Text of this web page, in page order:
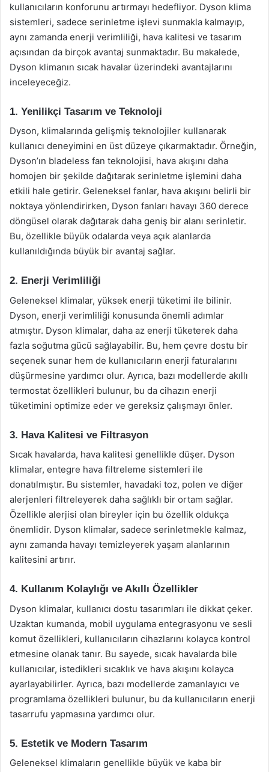
kullanıcıların konforunu artırmayı hedefliyor. Dyson klima
sistemleri, sadece serinletme işlevi sunmakla kalmayıp,
aynı zamanda enerji verimliliği, hava kalitesi ve tasarım
açısından da birçok avantaj sunmaktadır. Bu makalede,
Dyson klimanın sıcak havalar üzerindeki avantajlarını
inceleyeceğiz.
1. Yenilikçi Tasarım ve Teknoloji
Dyson, klimalarında gelişmiş teknolojiler kullanarak
kullanıcı deneyimini en üst düzeye çıkarmaktadır. Örneğin,
Dyson’ın bladeless fan teknolojisi, hava akışını daha
homojen bir şekilde dağıtarak serinletme işlemini daha
etkili hale getirir. Geleneksel fanlar, hava akışını belirli bir
noktaya yönlendirirken, Dyson fanları havayı 360 derece
döngüsel olarak dağıtarak daha geniş bir alanı serinletir.
Bu, özellikle büyük odalarda veya açık alanlarda
kullanıldığında büyük bir avantaj sağlar.
2. Enerji Verimliliği
Geleneksel klimalar, yüksek enerji tüketimi ile bilinir.
Dyson, enerji verimliliği konusunda önemli adımlar
atmıştır. Dyson klimalar, daha az enerji tüketerek daha
fazla soğutma gücü sağlayabilir. Bu, hem çevre dostu bir
seçenek sunar hem de kullanıcıların enerji faturalarını
düşürmesine yardımcı olur. Ayrıca, bazı modellerde akıllı
termostat özellikleri bulunur, bu da cihazın enerji
tüketimini optimize eder ve gereksiz çalışmayı önler.
3. Hava Kalitesi ve Filtrasyon
Sıcak havalarda, hava kalitesi genellikle düşer. Dyson
klimalar, entegre hava filtreleme sistemleri ile
donatılmıştır. Bu sistemler, havadaki toz, polen ve diğer
alerjenleri filtreleyerek daha sağlıklı bir ortam sağlar.
Özellikle alerjisi olan bireyler için bu özellik oldukça
önemlidir. Dyson klimalar, sadece serinletmekle kalmaz,
aynı zamanda havayı temizleyerek yaşam alanlarının
kalitesini artırır.
4. Kullanım Kolaylığı ve Akıllı Özellikler
Dyson klimalar, kullanıcı dostu tasarımları ile dikkat çeker.
Uzaktan kumanda, mobil uygulama entegrasyonu ve sesli
komut özellikleri, kullanıcıların cihazlarını kolayca kontrol
etmesine olanak tanır. Bu sayede, sıcak havalarda bile
kullanıcılar, istedikleri sıcaklık ve hava akışını kolayca
ayarlayabilirler. Ayrıca, bazı modellerde zamanlayıcı ve
programlama özellikleri bulunur, bu da kullanıcıların enerji
tasarrufu yapmasına yardımcı olur.
5. Estetik ve Modern Tasarım
Geleneksel klimaların genellikle büyük ve kaba bir